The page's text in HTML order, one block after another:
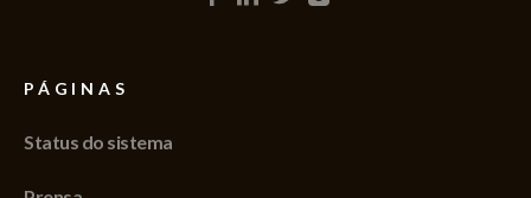
PÁGINAS
Status do sistema